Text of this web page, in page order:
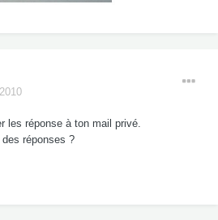
les réponse à ton mail privé.
des réponses ?